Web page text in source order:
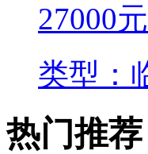
27000
类型：
热门推荐